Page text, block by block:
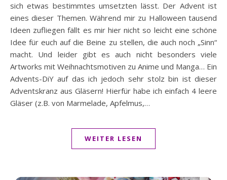
sich etwas bestimmtes umsetzten lässt. Der Advent ist
eines dieser Themen. Während mir zu Halloween tausend
Ideen zufliegen fällt es mir hier nicht so leicht eine schöne
Idee für euch auf die Beine zu stellen, die auch noch „Sinn“
macht. Und leider gibt es auch nicht besonders viele
Artworks mit Weihnachtsmotiven zu Anime und Manga… Ein
Advents-DiY auf das ich jedoch sehr stolz bin ist dieser
Adventskranz aus Gläsern! Hierfür habe ich einfach 4 leere
Gläser (z.B. von Marmelade, Apfelmus,…
WEITER LESEN